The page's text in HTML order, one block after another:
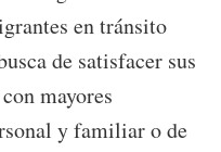
en tránsito
de satisfacer sus
mayores
y familiar o de